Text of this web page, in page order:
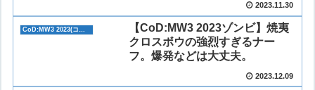
2023.11.30
【CoD:MW3 2023ゾンビ】焼夷
クロスボウの強烈すぎるナー
フ。爆発などは大丈夫。
2023.12.09